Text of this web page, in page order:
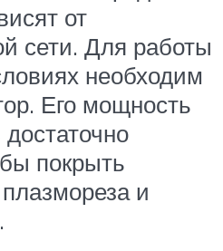
от
сети. Для работы
необходим
Его мощность
покрыть
и